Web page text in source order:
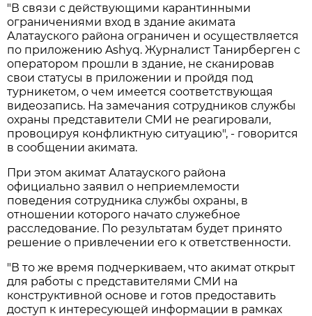
"В связи с действующими карантинными
ограничениями вход в здание акимата
Алатауского района ограничен и осуществляется
по приложению Ashyq. Журналист Танирберген с
оператором прошли в здание, не сканировав
свои статусы в приложении и пройдя под
турникетом, о чем имеется соответствующая
видеозапись. На замечания сотрудников службы
охраны представители СМИ не реагировали,
провоцируя конфликтную ситуацию", - говорится
в сообщении акимата.
При этом акимат Алатауского района
официально заявил о неприемлемости
поведения сотрудника службы охраны, в
отношении которого начато служебное
расследование. По результатам будет принято
решение о привлечении его к ответственности.
"В то же время подчеркиваем, что акимат открыт
для работы с представителями СМИ на
конструктивной основе и готов предоставить
доступ к интересующей информации в рамках